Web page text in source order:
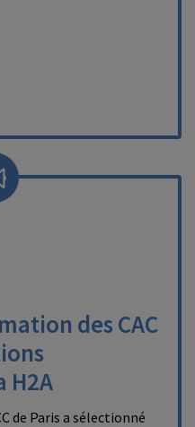
des CAC
H2A
de Paris a sélectionné